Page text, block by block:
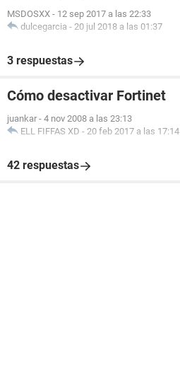
MSDOSXX - 12 sep 2017 a las 22:33
dulcegarcia - 20 jul 2018 a las 01:37
3 respuestas
Cómo desactivar Fortinet
juankar - 4 nov 2008 a las 23:13
ELL FIFFAS XD - 20 feb 2017 a las 17:14
42 respuestas